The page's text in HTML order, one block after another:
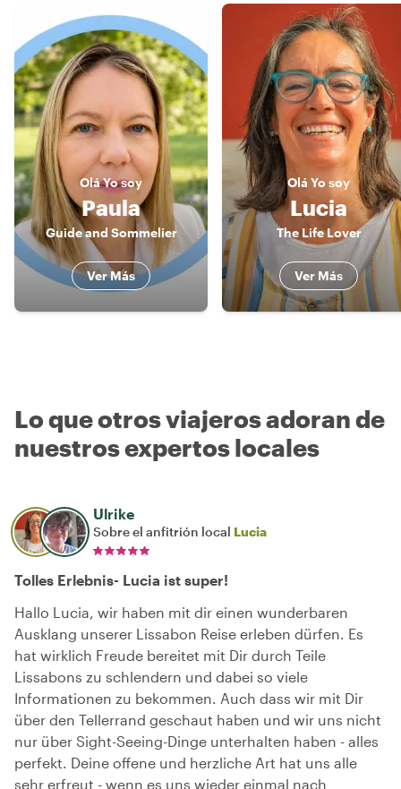
OláYo soy
Paula
Guide and Sommelier
Ver Más
Olá Yo soy
Lucia
The Life Lover
Ver Más
Lo que otros viajeros adoran de
nuestros expertos locales
Ulrike
Sobre el anfitrión local Lucia
Tolles Erlebnis- Lucia ist super!
Hallo Lucia, wir haben mit dir einen wunderbaren
Ausklang unserer Lissabon Reise erleben dürfen. Es
hat wirklich Freude bereitet mit Dir durch Teile
Lissabons zu schlendern und dabei so viele
Informationen zu bekommen. Auch dass wir mit Dir
über den Tellerrand geschaut haben und wir uns nicht
nur über Sight-Seeing-Dinge unterhalten haben - alles
perfekt. Deine offene und herzliche Art hat uns alle
sehr erfreut - wenn es uns wieder einmal nach